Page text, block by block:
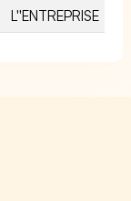
L''ENTREPRISE